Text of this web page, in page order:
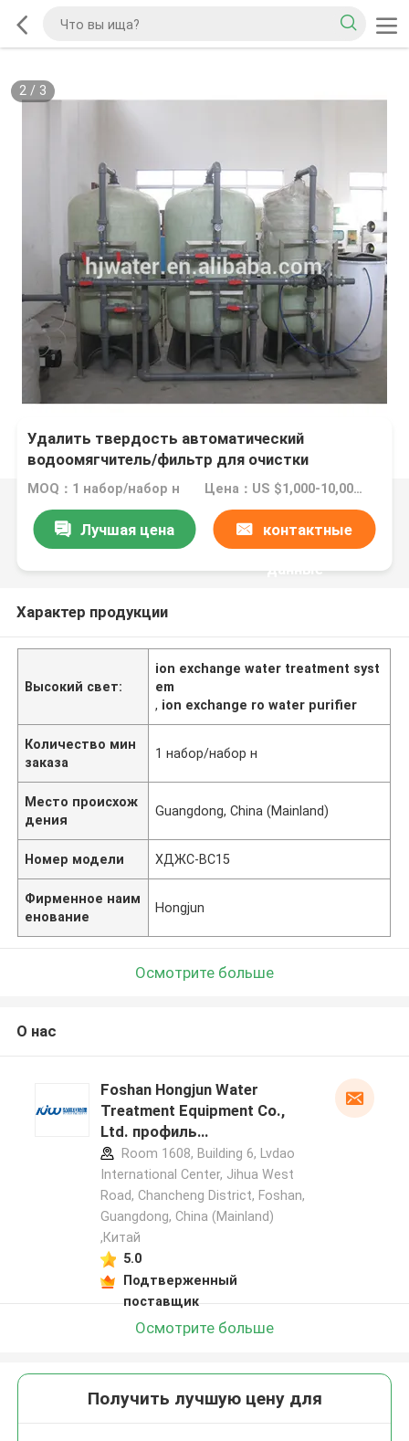
2/ 3
Удалить твердость автоматический
водоомягчитель/фильтр для очистки
MOQ：1 набор/набор н Цена：US $1,000-10,000 / Sets | 1 Set/Sets Negotiable (Min. Order)
Лучшая цена контактные
данные
Характер продукции
Высокий свет:
ion exchange water treatment syst
em
, ion exchange ro water purifier
Количество мин
заказа
1 набор/набор н
Место происхож
дения
Guangdong, China (Mainland)
Номер модели ХДЖС-ВС15
Фирменное наим
енование
Hongjun
Осмотрите больше
О нас
Foshan Hongjun Water
Treatment Equipment Co.,
Ltd. профиль
производителя
Room 1608, Building 6, Lvdao
International Center, Jihua West
Road, Chancheng District, Foshan,
Guangdong, China (Mainland)
,Китай
5.0
Подтверженный
поставщик
Осмотрите больше
Получить лучшую цену для